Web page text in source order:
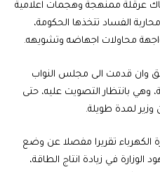
عرقلة ممنهجة وهجمات اعلامية
الفساد تتخذها الحكومة،
محاولات اجهاضه وتشويهه.
وان قدمت الى مجلس النواب
بانتظار التصويت عليه، حتى
لمدة طويلة.
الكهرباء تقريرا مفصلا عن وضع
الوزارة في زيادة انتاج الطاقة،